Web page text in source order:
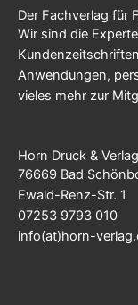
Der Fachverlag für
Wir sind die
Anwendungen,
vieles mehr zur
Horn Druck &
76669 Bad
Ewald-Renz-Str. 1
07253 9793 010
info(at)horn-